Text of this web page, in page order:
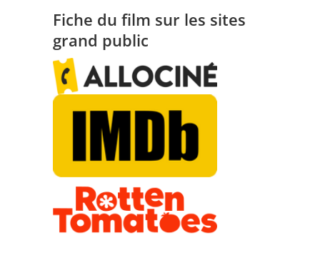
Fiche du film sur les sites
grand public